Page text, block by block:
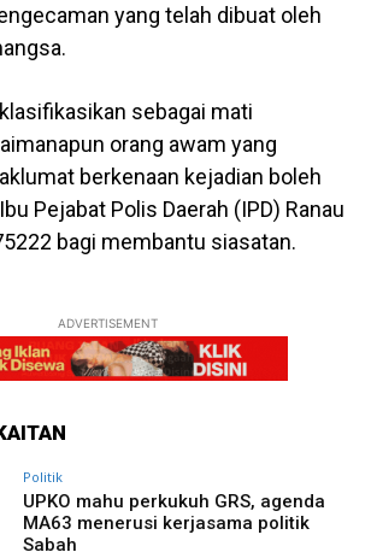
yang telah dibuat oleh
sebagai mati
orang awam yang
berkenaan kejadian boleh
Pejabat Polis Daerah (IPD) Ranau
bagi membantu siasatan.
ADVERTISEMENT
Politik
UPKO mahu perkukuh GRS, agenda
MA63 menerusi kerjasama politik
Sabah